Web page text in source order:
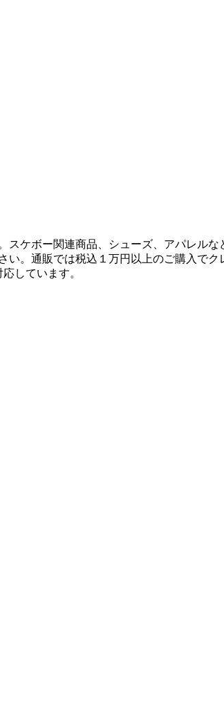
ケボー関連商品、シューズ、アパレル
。通販では税込１万円以上のご購入で
しています。